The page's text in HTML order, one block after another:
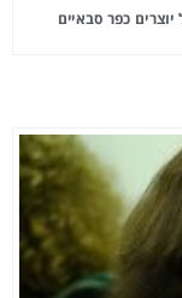
כפר סבאיים